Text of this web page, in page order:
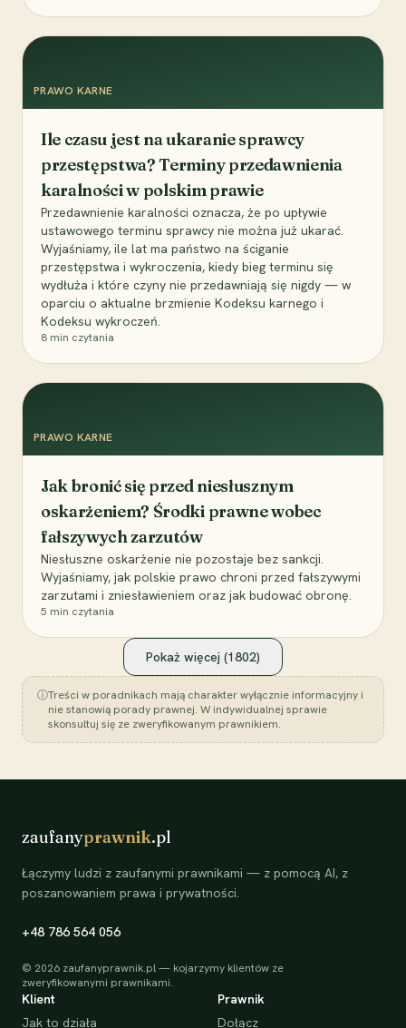
PRAWO KARNE
Ile czasu jest na ukaranie sprawcy
przestępstwa? Terminy przedawnienia
karalności w polskim prawie
Przedawnienie karalności oznacza, że po upływie
ustawowego terminu sprawcy nie można już ukarać.
Wyjaśniamy, ile lat ma państwo na ściganie
przestępstwa i wykroczenia, kiedy bieg terminu się
wydłuża i które czyny nie przedawniają się nigdy — w
oparciu o aktualne brzmienie Kodeksu karnego i
Kodeksu wykroczeń.
8 min czytania
PRAWO KARNE
Jak bronić się przed niesłusznym
oskarżeniem? Środki prawne wobec
fałszywych zarzutów
Niesłuszne oskarżenie nie pozostaje bez sankcji.
Wyjaśniamy, jak polskie prawo chroni przed fałszywymi
zarzutami i zniesławieniem oraz jak budować obronę.
5 min czytania
Pokaż więcej (1802)
ⓘTreści w poradnikach mają charakter wyłącznie informacyjny i
nie stanowią porady prawnej. W indywidualnej sprawie
skonsultuj się ze zweryfikowanym prawnikiem.
zaufanyprawnik.pl
Łączymy ludzi z zaufanymi prawnikami — z pomocą AI, z
poszanowaniem prawa i prywatności.
+48 786 564 056
© 2026 zaufanyprawnik.pl — kojarzymy klientów ze
zweryfikowanymi prawnikami.
Klient
Jak to działa
Prawnik
Dołącz